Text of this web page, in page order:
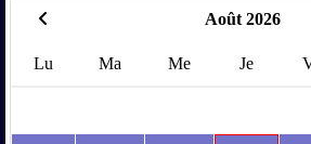
Août 2026
Lu Ma Me Je